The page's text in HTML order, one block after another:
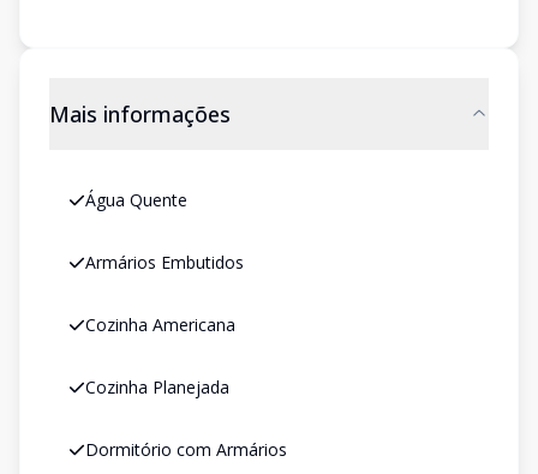
Mais informações
Água Quente
Armários Embutidos
Cozinha Americana
Cozinha Planejada
Dormitório com Armários